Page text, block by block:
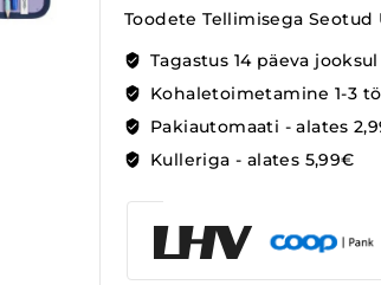
kogus
Toodete Tellimisega Seotud
Tagastus 14 päeva jooksul
Kohaletoimetamine 1-3
Pakiautomaati - alates
Kulleriga - alates 5,99€